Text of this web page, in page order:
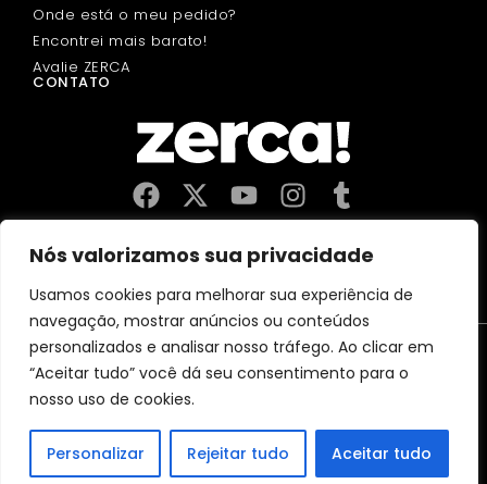
Nós valorizamos sua privacidade
Usamos cookies para melhorar sua experiência de
navegação, mostrar anúncios ou conteúdos
personalizados e analisar nosso tráfego. Ao clicar em
“Aceitar tudo” você dá seu consentimento para o
nosso uso de cookies.
Personalizar Rejeitar tudo Aceitar tudo
impostos aqui, e dinamizam a economia e o emprego na sua
comunidade.
Onde está o meu pedido?
Encontrei mais barato!
Avalie ZERCA
CONTATO
Aviso LegalPolítica de Privacidade
Política de Cookies
CERTIFICAÇÃO 2026 MejorServicio.es
(c)2026 Zerca Market Digital, SL
EspanhaFrança ÁustriaAlemanha BélgicaItáliaPortugal